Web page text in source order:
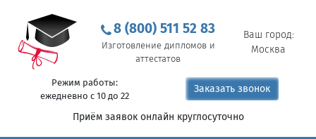
8 (800) 511 52 83
Изготовление дипломов и
аттестатов
Ваш город:
Москва
Режим работы:
ежедневно с 10 до 22
Заказать звонок
Приём заявок онлайн круглосуточно